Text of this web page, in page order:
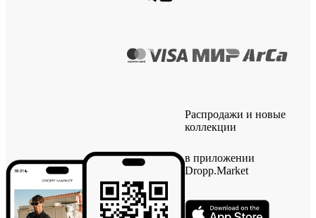
Распродажи и новые
коллекции
в приложении
Dropp.Market